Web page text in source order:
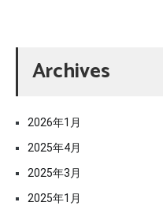
Archives
2026年1月
2025年4月
2025年3月
2025年1月